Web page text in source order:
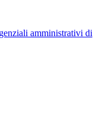
amministrativi di